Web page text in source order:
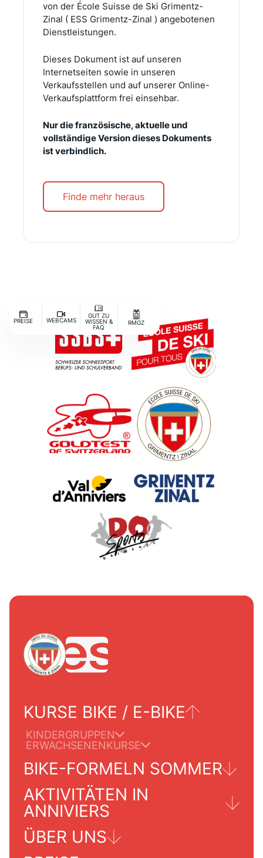
von der École Suisse de Ski Grimentz-
Zinal ( ESS Grimentz-Zinal ) angebotenen
Dienstleistungen.
Dieses Dokument ist auf unseren
Internetseiten sowie in unseren
Verkaufsstellen und auf unserer Online-
Verkaufsplattform frei einsehbar.
Nur die französische, aktuelle und
vollständige Version dieses Dokuments
ist verbindlich.
Finde mehr heraus
PREISE WEBCAMS
GUT ZU
WISSEN &
FAQ
RMGZ
KURSE BIKE / E-BIKE
KINDERGRUPPEN
ERWACHSENENKURSE
BIKE-FORMELN SOMMER
TOUREN FÜR ERWACHSENE
AKTIVITÄTEN IN
ANNIVIERS
GRIMENTZ/ZINAL
ÜBER UNS